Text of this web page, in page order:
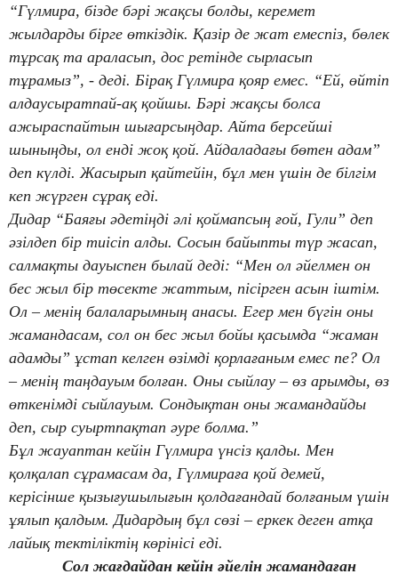
“Гүлмира, бізде бәрі жақсы болды, керемет
жылдарды бірге өткіздік. Қазір де жат емеспіз, бөлек
тұрсақ та араласып, дос ретінде сырласып
тұрамыз”, - деді. Бірақ Гүлмира қояр емес. “Ей, өйтіп
алдаусыратпай-ақ қойшы. Бәрі жақсы болса
ажыраспайтын шығарсыңдар. Айта берсейші
шыныңды, ол енді жоқ қой. Айдаладағы бөтен адам”
деп күлді. Жасырып қайтейін, бұл мен үшін де білгім
кеп жүрген сұрақ еді.
Дидар “Баяғы әдетіңді әлі қоймапсың ғой, Гули” деп
әзілдеп бір тиісіп алды. Сосын байыпты түр жасап,
салмақты дауыспен былай деді: “Мен ол әйелмен он
бес жыл бір төсекте жаттым, пісірген асын іштім.
Ол – менің балаларымның анасы. Егер мен бүгін оны
жамандасам, сол он бес жыл бойы қасымда “жаман
адамды” ұстап келген өзімді қорлағаным емес пе? Ол
– менің таңдауым болған. Оны сыйлау – өз арымды, өз
өткенімді сыйлауым. Сондықтан оны жамандайды
деп, сыр суыртпақтап әуре болма.”
Бұл жауаптан кейін Гүлмира үнсіз қалды. Мен
қолқалап сұрамасам да, Гүлмираға қой демей,
керісінше қызығушылығын қолдағандай болғаным үшін
ұялып қалдым. Дидардың бұл сөзі – еркек деген атқа
лайық тектіліктің көрінісі еді.
Сол жағдайдан кейін әйелін жамандаған